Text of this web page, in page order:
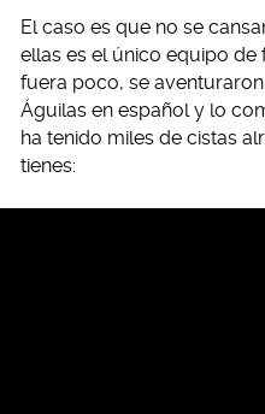
El caso es que no se
ellas es el único equipo
fuera poco, se
Águilas en español y lo
ha tenido miles de cistas
tienes: